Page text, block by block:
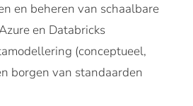
en beheren van schaalbare
en Databricks
(conceptueel,
borgen van standaarden